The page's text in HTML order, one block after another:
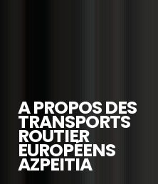
A PROPOS DES
TRANSPORTS
ROUTIER
EUROPÉENS
AZPEITIA